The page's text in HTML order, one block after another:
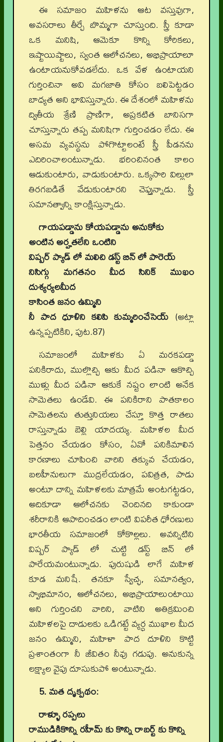
ఈ సమాజం మహిళను ఆట వస్తువుగా,
అవసరాలు తీర్చే బొమ్మగా చూస్తుంది. స్త్రీ కూడా
ఒక మనిషి, ఆమెకూ కొన్ని కోరికలు,
ఇష్టాయిష్టాలు, స్వంత ఆలోచనలు, అభిప్రాయాలూ
ఉంటాయనుకోవడలేదు. ఒక వేళ ఉంటాయని
గుర్తించినా అవి మగజాతి కోసం బలిపెట్టడం
బాధ్యత అని భావిస్తున్నారు. ఈ దేశంలో మహిళను
ద్వితీయ శ్రేణి ప్రాణిగా, అప్రకటిత బానిసగా
చూస్తున్నారు తప్ప మనిషిగా గుర్తించడం లేదు. ఈ
అసమ వ్యవస్థను పోగొట్టాలంటే స్త్రీ పీడనను
ఎదిరించాలంటున్నాడు. భరించినంత కాలం
ఆడుకుంటారు, వాడుకుంటారు. ఒక్కసారి విల్లులా
తిరగబడితే వేడుకుంటారని చెప్తున్నాడు. స్త్రీ
సమానత్వాన్ని కాంక్షిస్తున్నాడు.
గాయపడ్డాను కోయపడ్డాను అనుకోకు
అంటిన అర్హతలేని ఒంటిని
విష్పర్ ప్యాడ్ లో మలిచి డస్ట్ బిన్ లో పారెయ్
నిసిగ్గు మగతనం మీద సినిక్ ముఖం
దుశ్యర్యలమీద
కాసింత జనం ఉమ్మిని
నీ పాద ధూళిని కలిపి కుమ్మరించేసెయ్ (అట్లా
ఉన్నప్పటికిని, పుట.87)
సమాజంలో మహిళకు ఏ మరకపడ్డా
పనికిరాదు, ముల్లొచ్చి ఆకు మీద పడినా ఆకొచ్చి
ముళ్లు మీద పడినా ఆకుకే నష్టం లాంటి అనేక
సామెతలు ఉండేవి. ఈ పనికిరాని పాతకాలం
సామెతలను తుత్తునియలు చేస్తూ కొత్త రాతలు
రాస్తున్నాడు బెల్లి యాదయ్య. మహిళల మీద
పెత్తనం చేయడం కోసం, ఏవో పనికిమాలిన
కారణాలు చూపించి వారిని తక్కువ చేయడం,
బలహీనులుగా ముద్రలేయడం, పవిత్రత, పాడు
అంటూ దాన్ని మహిళలకు మాత్రమే అంటగట్టడం,
అదికూడా ఆలోచనకు చెందినది కాకుండా
శరీరానికి ఆపాదించడం లాంటి విపరీత ధోరణులు
భారతీయ సమాజంలో కోకొల్లలు. అవన్నిటిని
విష్పర్ ప్యాడ్ లో చుట్టి డస్ట్ బిన్ లో
పారేయమంటున్నాడు. పురుషుడి లాగే మహిళ
కూడ మనిషే. తనకూ స్వేచ్ఛ, సమానత్వం,
స్వాభిమానం, ఆలోచనలు, అభిప్రాయాలుంటాయి
అని గుర్తించని వారిని, వాటిని అతిక్రమించి
మహిళలపై దాడులకు ఒడిగట్టే వ్యర్ధ ముఖాల మీద
జనం ఉమ్మిని, మహిళా పాద దూళిని కొట్టి
ప్రశాంతంగా నీ జీవితం నీవు గడుపు. అనుకున్న
లక్ష్యాల వైపు దూసుకుపో అంటున్నాడు.
5. మత దృక్పథం:
రాళ్ళూ రప్పలు
రాముడికికొన్ని రహీమ్ కు కొన్ని రాబర్ట్ కు కొన్ని